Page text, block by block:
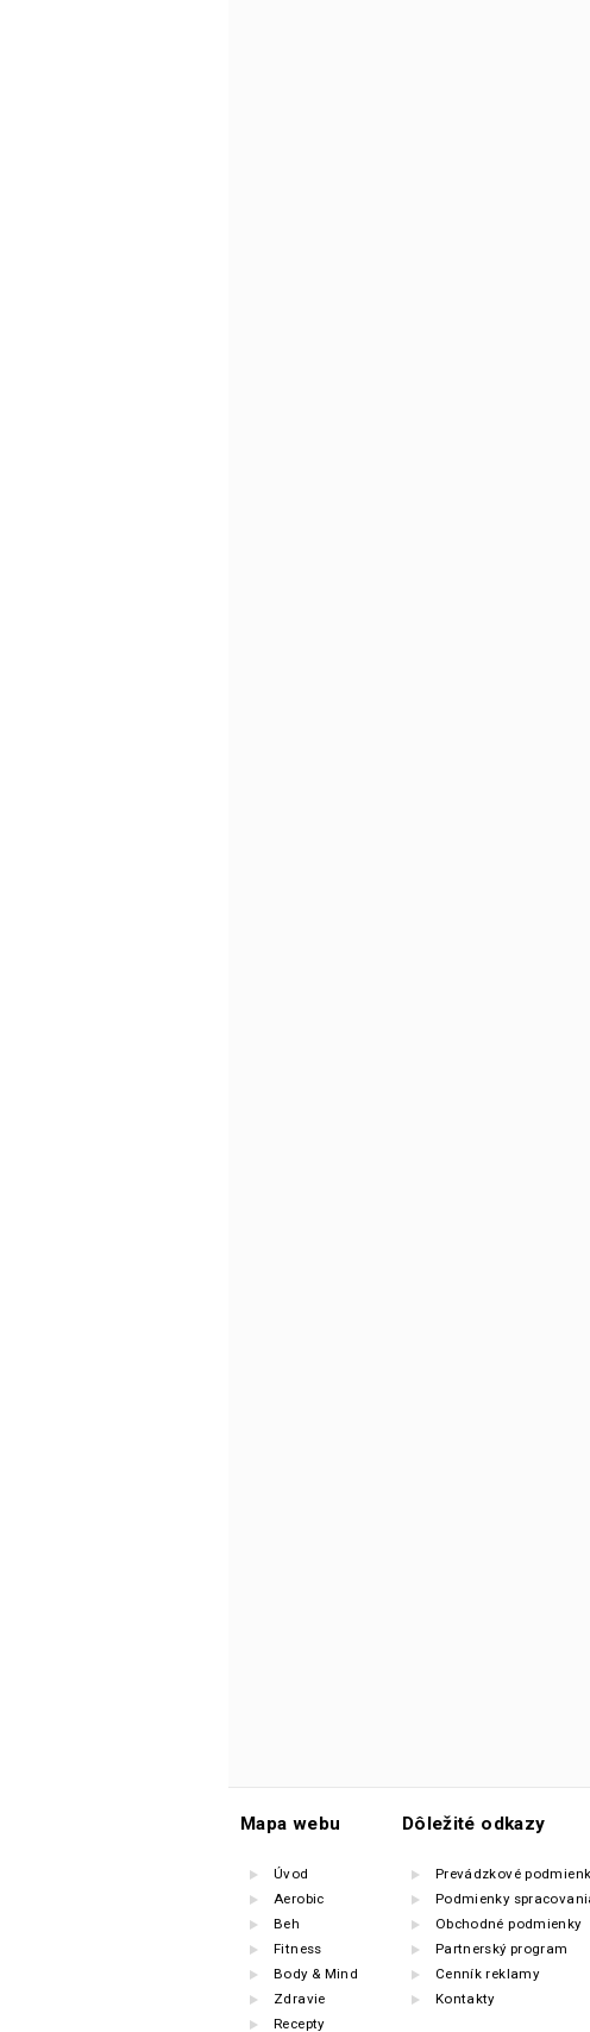
Mapa webu
Úvod
Aerobic
Beh
Fitness
Body & Mind
Zdravie
Recepty
Dôležité odkazy
Prevádzkové
Podmienky
Obchodné podmienky
Partnerský program
Cenník reklamy
Kontakty